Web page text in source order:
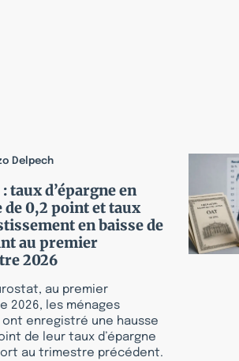
Delpech
taux d’épargne en
de 0,2 point et taux
en baisse de
au premier
2026
au premier
2026, les ménages
enregistré une hausse
de leur taux d’épargne
au trimestre précédent.